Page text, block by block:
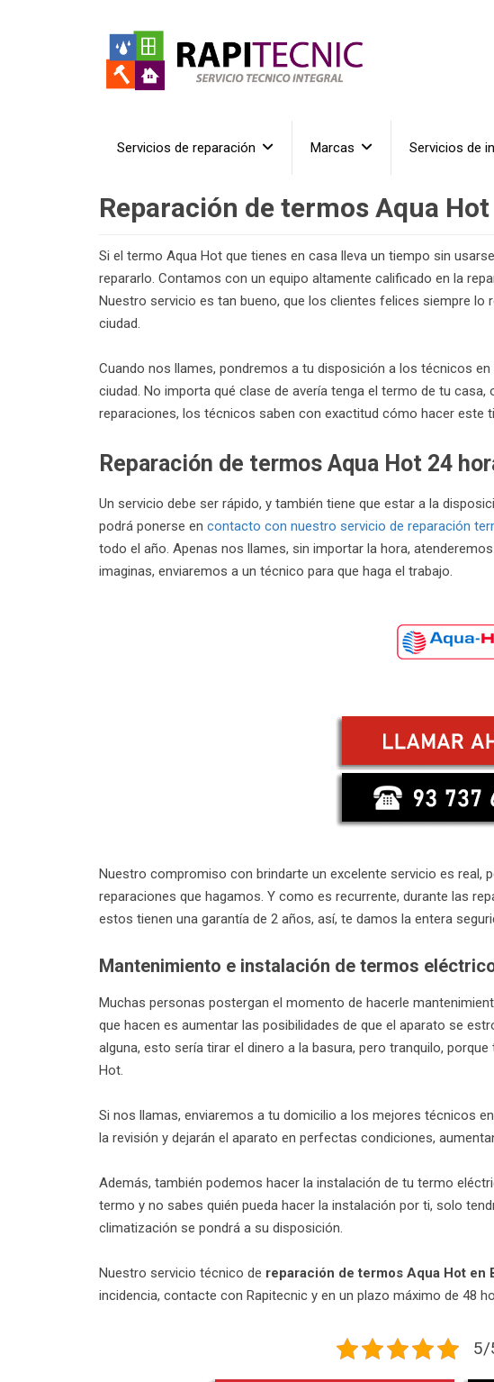
Servicios de reparación Marcas Servicios de
Reparación de termos Aqua
Si el termo Aqua Hot que tienes en casa lleva un tiempo sin
repararlo. Contamos con un equipo altamente calificado en la
Nuestro servicio es tan bueno, que los clientes felices siempre
ciudad.
Cuando nos llames, pondremos a tu disposición a los técnicos
ciudad. No importa qué clase de avería tenga el termo de tu
reparaciones, los técnicos saben con exactitud cómo hacer este
Reparación de termos Aqua Hot 24
Un servicio debe ser rápido, y también tiene que estar a la
podrá ponerse en contacto con nuestro servicio de reparación
todo el año. Apenas nos llames, sin importar la hora,
imaginas, enviaremos a un técnico para que haga el trabajo.
Nuestro compromiso con brindarte un excelente servicio es real,
reparaciones que hagamos. Y como es recurrente, durante las
estos tienen una garantía de 2 años, así, te damos la entera
Mantenimiento e instalación de termos
Muchas personas postergan el momento de hacerle
que hacen es aumentar las posibilidades de que el aparato se
alguna, esto sería tirar el dinero a la basura, pero tranquilo,
Hot.
Si nos llamas, enviaremos a tu domicilio a los mejores técnicos
la revisión y dejarán el aparato en perfectas condiciones,
Además, también podemos hacer la instalación de tu termo
termo y no sabes quién pueda hacer la instalación por ti, solo
climatización se pondrá a su disposición.
Nuestro servicio técnico de reparación de termos Aqua Hot en
incidencia, contacte con Rapitecnic y en un plazo máximo de 48
5/